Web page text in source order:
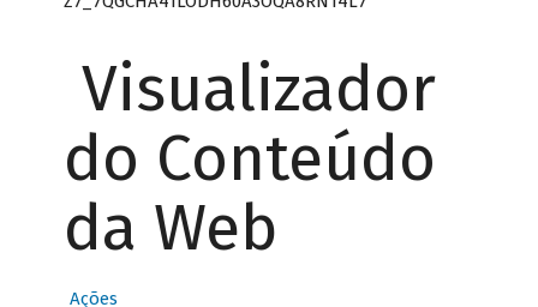
Visualizador
do Conteúdo
da Web
Ações